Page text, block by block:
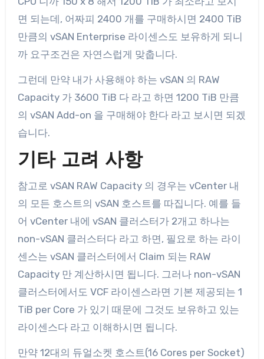
면 되는데, 어짜피 2400 개를 구매하시면 2400 TiB
만큼의 vSAN Enterprise 라이센스도 보유하게 되니
까 요구조건은 자연스럽게 맞춥니다.
그런데 만약 내가 사용해야 하는 vSAN 의 RAW
Capacity 가 3600 TiB 다 라고 하면 1200 TiB 만큼
의 vSAN Add-on 을 구매해야 한다 라고 보시면 되겠
습니다.
기타 고려 사항
참고로 vSAN RAW Capacity 의 경우는 vCenter 내
의 모든 호스트의 vSAN 호스트를 따집니다. 예를 들
어 vCenter 내에 vSAN 클러스터가 2개고 하나는
non-vSAN 클러스터다 라고 하면, 필요로 하는 라이
센스는 vSAN 클러스터에서 Claim 되는 RAW
Capacity 만 계산하시면 됩니다. 그러나 non-vSAN
클러스터에서도 VCF 라이센스라면 기본 제공되는 1
TiB per Core 가 있기 때문에 그것도 보유하고 있는
라이센스다 라고 이해하시면 됩니다.
만약 12대의 듀얼소켓 호스트(16 Cores per Socket)